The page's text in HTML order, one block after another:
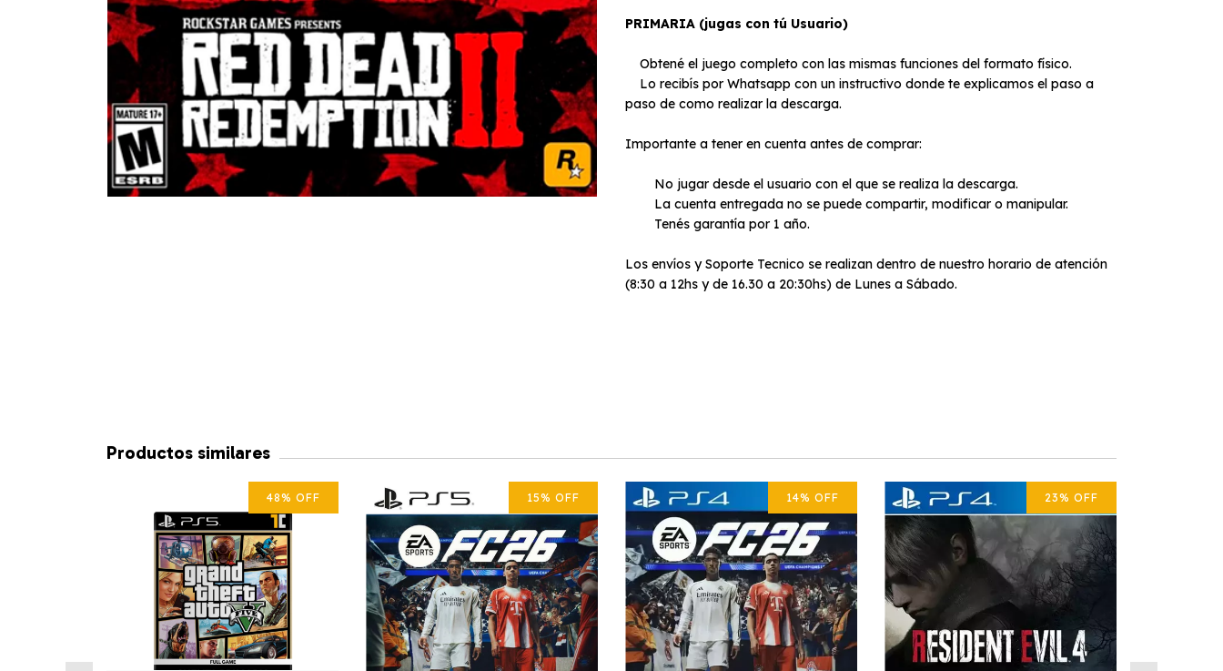
PRIMARIA (jugas con tú Usuario)
Obtené el juego completo con las mismas funciones del formato físico.
Lo recibís por Whatsapp con un instructivo donde te explicamos el paso a
paso de como realizar la descarga.
Importante a tener en cuenta antes de comprar:
No jugar desde el usuario con el que se realiza la descarga.
La cuenta entregada no se puede compartir, modificar o manipular.
Tenés garantía por 1 año.
Los envíos y Soporte Tecnico se realizan dentro de nuestro horario de atención
(8:30 a 12hs y de 16.30 a 20:30hs) de Lunes a Sábado.
Productos similares
48% OFF 15% OFF 14% OFF 23% OFF